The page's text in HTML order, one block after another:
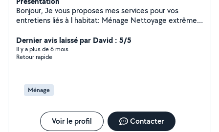
Bonjour, Je vous proposes mes services pour vos
entretiens liés à l habitat: Ménage Nettoyage extrême
Desherbage Tonte de pelouse Débroussailleuse
Courses.. Gardiennage maison/ animaux lors de vos
vacances
Dernier avis laissé par David : 5/5
Il y a plus de 6 mois
Retour rapide
Ménage
Voir le profil Contacter